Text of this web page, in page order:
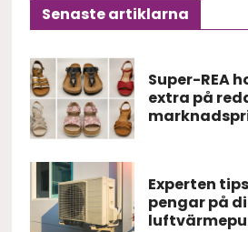
Senaste artiklarna
Super-REA
extra på
Experten
pengar på